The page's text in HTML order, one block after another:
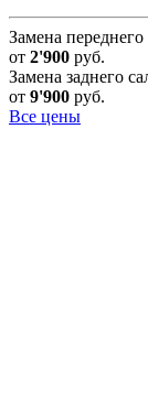
Замена переднего
от 2'900 руб.
Замена заднего
от 9'900 руб.
Все цены